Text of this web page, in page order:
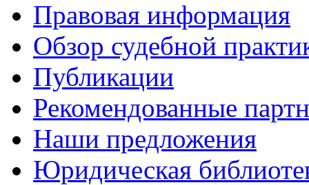
Правовая информация
Обзор судебной
Публикации
Рекомендованные
Наши предложения
Юридическая